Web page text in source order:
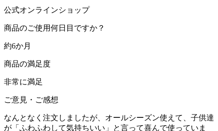
公式オンラインショップ
商品のご使用何日目ですか？
約6か月
商品の満足度
非常に満足
ご意見・ご感想
なんとなく注文しましたが、オールシーズン使えて、子供達
が「ふわふわして気持ちいい」と言って喜んで使っていま